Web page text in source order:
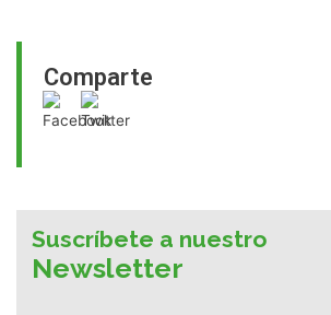
Comparte
Suscríbete a nuestro
Newsletter